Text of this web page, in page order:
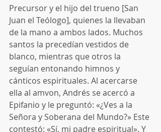
Precursor y el hijo del trueno [San
Juan el Teólogo], quienes la llevaban
de la mano a ambos lados. Muchos
santos la precedían vestidos de
blanco, mientras que otros la
seguían entonando himnos y
cánticos espirituales. Al acercarse
ella al amvon, Andrés se acercó a
Epifanio y le preguntó: «¿Ves a la
Señora y Soberana del Mundo?» Este
contestó: «Sí, mi padre espiritual». Y